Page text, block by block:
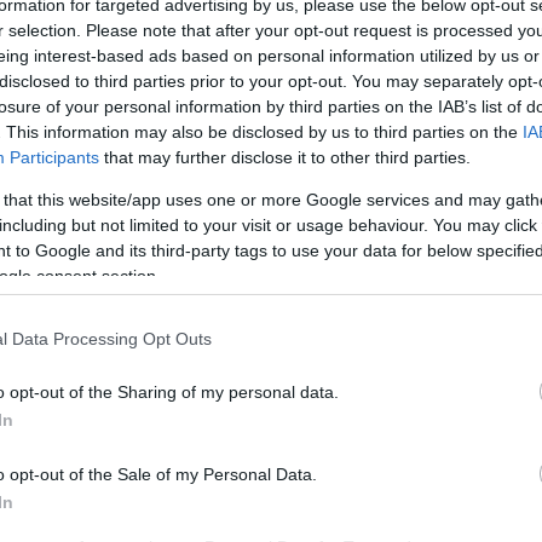
for targeted advertising by us, please use the below opt-out
selection. Please note that after your opt-out request is processed
interest-based ads based on personal information utilized by us
to third parties prior to your opt-out. You may separately
of your personal information by third parties on the IAB’s list of
This information may also be disclosed by us to third parties on the
Participants that may further disclose it to other third parties.
that this website/app uses one or more Google services and may
but not limited to your visit or usage behaviour. You may
to Google and its third-party tags to use your data for below
consent section.
Data Processing Opt Outs
opt-out of the Sharing of my personal data.
opt-out of the Sale of my Personal Data.
sem ismer határokat - Az énekesnőtől, aki
még játékbabának is beöltözött, nem áll távol a
ennek a jelmeznek az elkészítése nem túl sok időt
Gwen és Gavin - Itt még csak kisfiukkal
tükörtojásnak
re!
Gavin Rossdale-t
néhány, bacon
jelmezzel kapták lencsevégre, amint éppen
Los Angelesben.
igazi a dolog, már csak a tányér hiányzik, amin
só és a bors nem lett volna rossz ötlet...
közös gyermeke egyébként augusztusban
Rossdalenevet kapta.
férje a kicsikkel együtt azonban három
12:56
Nem is